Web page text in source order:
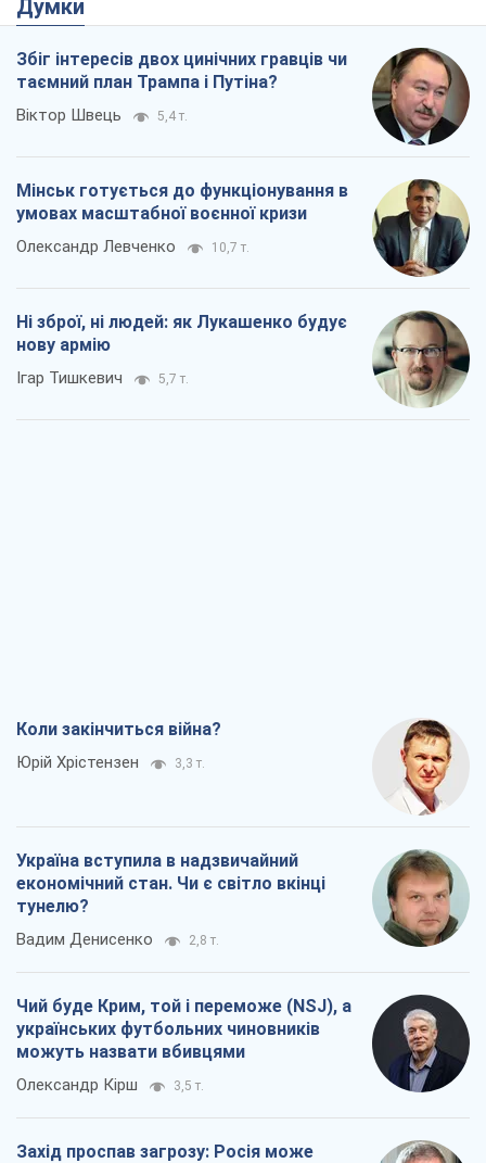
Думки
Збіг інтересів двох цинічних гравців чи
таємний план Трампа і Путіна?
Віктор Швець 5,4 т.
Мінськ готується до функціонування в
умовах масштабної воєнної кризи
Олександр Левченко 10,7 т.
Ні зброї, ні людей: як Лукашенко будує
нову армію
Ігар Тишкевич 5,7 т.
Коли закінчиться війна?
Юрій Хрістензен 3,3 т.
Україна вступила в надзвичайний
економічний стан. Чи є світло вкінці
тунелю?
Вадим Денисенко 2,8 т.
Чий буде Крим, той і переможе (NSJ), а
українських футбольних чиновників
можуть назвати вбивцями
Олександр Кірш 3,5 т.
Захід проспав загрозу: Росія може